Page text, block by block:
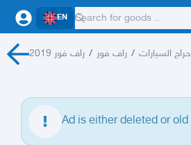
EN
راف فور 2019 / راف فور / حراج السيارات
Ad is either deleted or old